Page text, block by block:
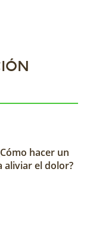
hacer un
aliviar el dolor?